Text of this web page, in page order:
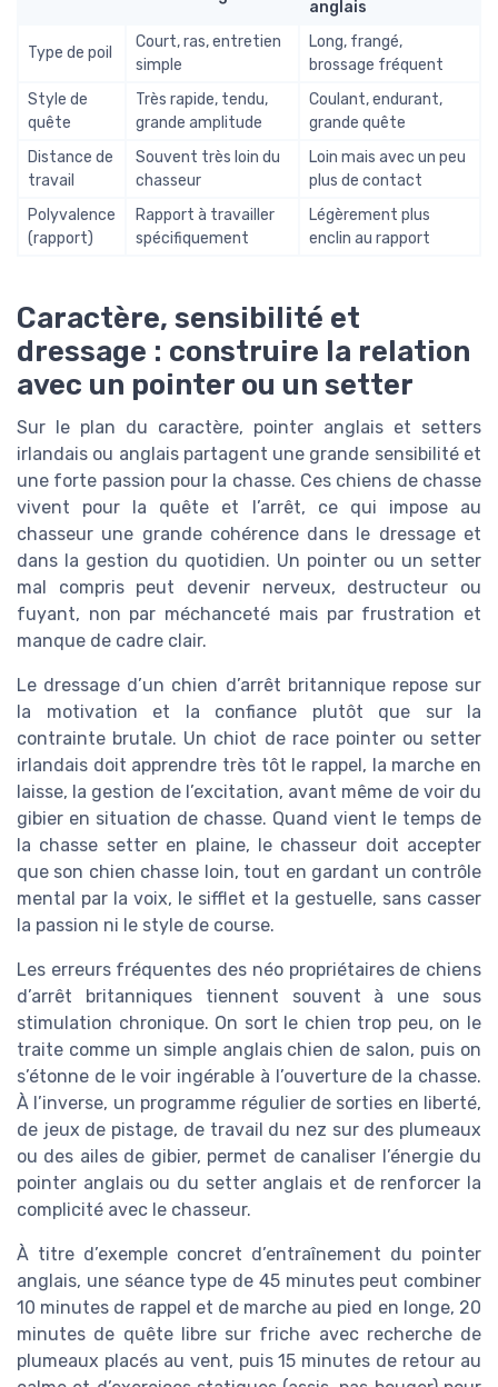
anglais
Type de poil
Court, ras, entretien
simple
Long, frangé,
brossage fréquent
Style de
quête
Très rapide, tendu,
grande amplitude
Coulant, endurant,
grande quête
Distance de
travail
Souvent très loin du
chasseur
Loin mais avec un peu
plus de contact
Polyvalence
(rapport)
Rapport à travailler
spécifiquement
Légèrement plus
enclin au rapport
Caractère, sensibilité et
dressage : construire la relation
avec un pointer ou un setter
Sur le plan du caractère, pointer anglais et setters
irlandais ou anglais partagent une grande sensibilité et
une forte passion pour la chasse. Ces chiens de chasse
vivent pour la quête et l’arrêt, ce qui impose au
chasseur une grande cohérence dans le dressage et
dans la gestion du quotidien. Un pointer ou un setter
mal compris peut devenir nerveux, destructeur ou
fuyant, non par méchanceté mais par frustration et
manque de cadre clair.
Le dressage d’un chien d’arrêt britannique repose sur
la motivation et la confiance plutôt que sur la
contrainte brutale. Un chiot de race pointer ou setter
irlandais doit apprendre très tôt le rappel, la marche en
laisse, la gestion de l’excitation, avant même de voir du
gibier en situation de chasse. Quand vient le temps de
la chasse setter en plaine, le chasseur doit accepter
que son chien chasse loin, tout en gardant un contrôle
mental par la voix, le sifflet et la gestuelle, sans casser
la passion ni le style de course.
Les erreurs fréquentes des néo propriétaires de chiens
d’arrêt britanniques tiennent souvent à une sous
stimulation chronique. On sort le chien trop peu, on le
traite comme un simple anglais chien de salon, puis on
s’étonne de le voir ingérable à l’ouverture de la chasse.
À l’inverse, un programme régulier de sorties en liberté,
de jeux de pistage, de travail du nez sur des plumeaux
ou des ailes de gibier, permet de canaliser l’énergie du
pointer anglais ou du setter anglais et de renforcer la
complicité avec le chasseur.
À titre d’exemple concret d’entraînement du pointer
anglais, une séance type de 45 minutes peut combiner
10 minutes de rappel et de marche au pied en longe, 20
minutes de quête libre sur friche avec recherche de
plumeaux placés au vent, puis 15 minutes de retour au